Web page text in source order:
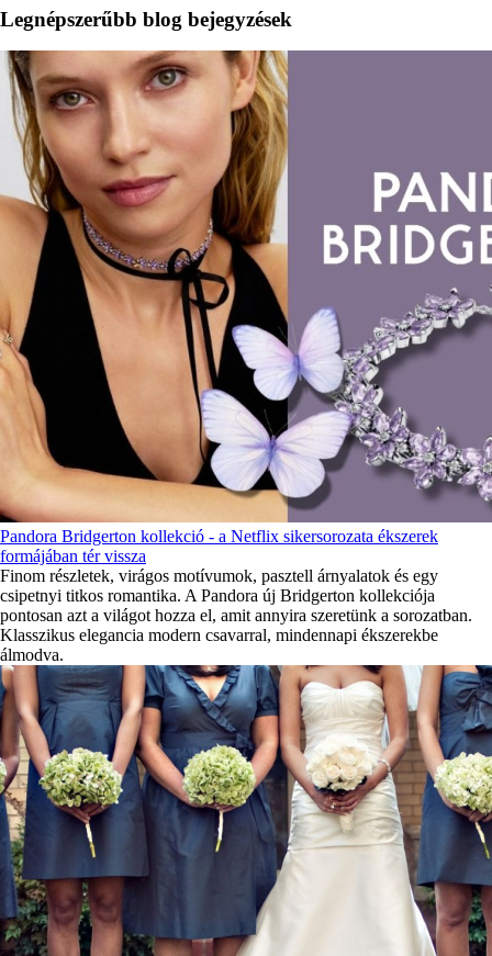
Legnépszerűbb blog bejegyzések
Pandora Bridgerton kollekció - a Netflix sikersorozata ékszerek
formájában tér vissza
Finom részletek, virágos motívumok, pasztell árnyalatok és egy
csipetnyi titkos romantika. A Pandora új Bridgerton kollekciója
pontosan azt a világot hozza el, amit annyira szeretünk a sorozatban.
Klasszikus elegancia modern csavarral, mindennapi ékszerekbe
álmodva.